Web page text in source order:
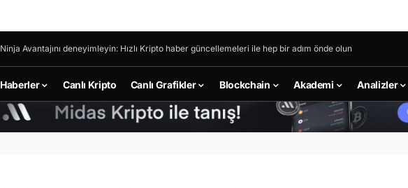
Ninja Avantajını deneyimleyin: Hızlı Kripto haber güncellemeleri ile hep bir adım önde olun
Haberler Canlı Kripto Canlı Grafikler Blockchain Akademi Analizler